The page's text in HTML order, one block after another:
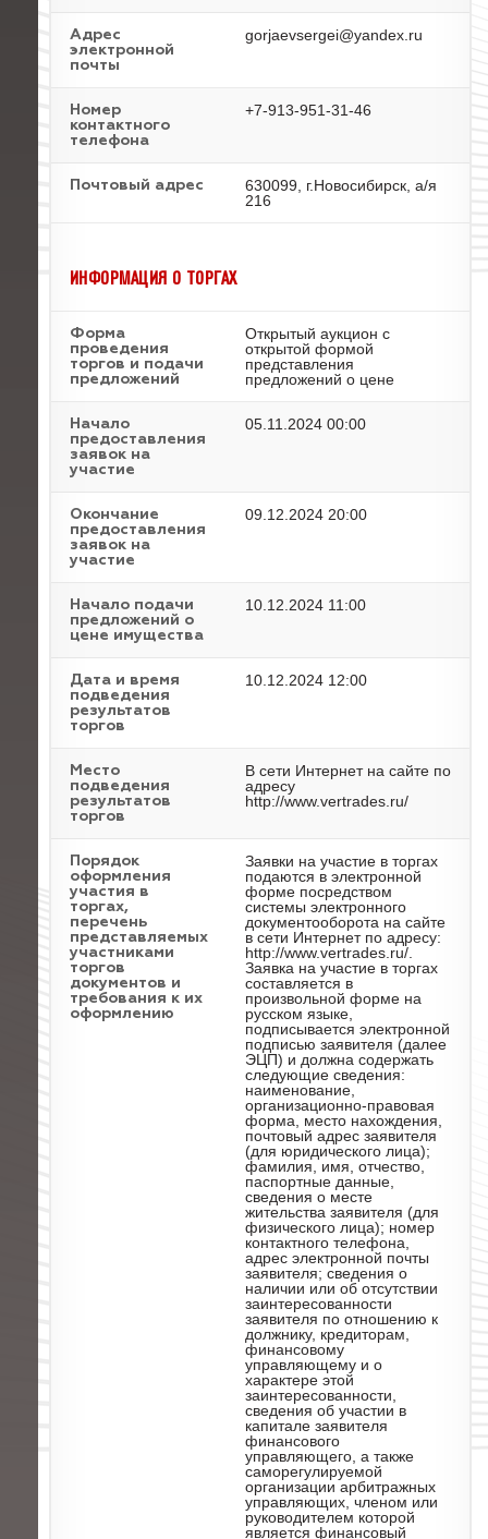
Адрес
электронной
почты
gorjaevsergei@yandex.ru
Номер
контактного
телефона
+7-913-951-31-46
Почтовый адрес
630099, г.Новосибирск, а/я
216
ИНФОРМАЦИЯ О ТОРГАХ
Форма
проведения
торгов и подачи
предложений
Открытый аукцион с
открытой формой
представления
предложений о цене
Начало
предоставления
заявок на
участие
05.11.2024 00:00
Окончание
предоставления
заявок на
участие
09.12.2024 20:00
Начало подачи
предложений о
цене имущества
10.12.2024 11:00
Дата и время
подведения
результатов
торгов
10.12.2024 12:00
Место
подведения
результатов
торгов
В сети Интернет на сайте по
адресу
http://www.vertrades.ru/
Порядок
оформления
участия в
торгах,
перечень
представляемых
участниками
торгов
документов и
требования к их
оформлению
Заявки на участие в торгах
подаются в электронной
форме посредством
системы электронного
документооборота на сайте
в сети Интернет по адресу:
http://www.vertrades.ru/.
Заявка на участие в торгах
составляется в
произвольной форме на
русском языке,
подписывается электронной
подписью заявителя (далее
ЭЦП) и должна содержать
следующие сведения:
наименование,
организационно-правовая
форма, место нахождения,
почтовый адрес заявителя
(для юридического лица);
фамилия, имя, отчество,
паспортные данные,
сведения о месте
жительства заявителя (для
физического лица); номер
контактного телефона,
адрес электронной почты
заявителя; сведения о
наличии или об отсутствии
заинтересованности
заявителя по отношению к
должнику, кредиторам,
финансовому
управляющему и о
характере этой
заинтересованности,
сведения об участии в
капитале заявителя
финансового
управляющего, а также
саморегулируемой
организации арбитражных
управляющих, членом или
руководителем которой
является финансовый